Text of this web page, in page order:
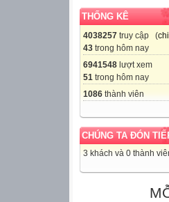
THỐNG KÊ
4038257 truy cập (
43 trong hôm nay
6941548 lượt xem
51 trong hôm nay
1086 thành viên
CHÚNG TA ĐÓN
3 khách và 0 thành